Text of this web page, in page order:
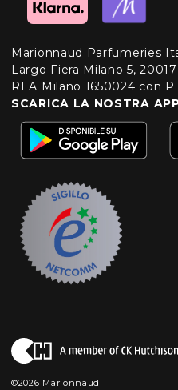
Marionnaud Parfumeries
Largo Fiera Milano 5,
REA Milano 1650024 con
SCARICA LA NOSTRA
©2026 Marionnaud